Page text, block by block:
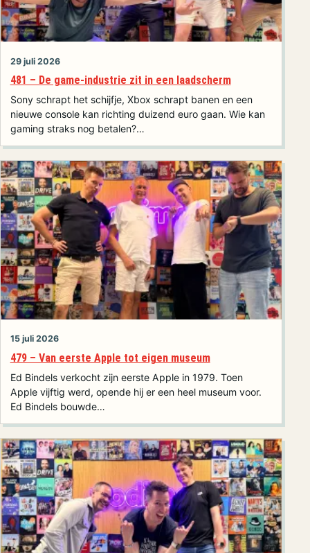
29 juli 2026
481 – De game-industrie zit in een laadscherm
Sony schrapt het schijfje, Xbox schrapt banen en een
nieuwe console kan richting duizend euro gaan. Wie kan
gaming straks nog betalen?…
15 juli 2026
479 – Van eerste Apple tot eigen museum
Ed Bindels verkocht zijn eerste Apple in 1979. Toen
Apple vijftig werd, opende hij er een heel museum voor.
Ed Bindels bouwde…